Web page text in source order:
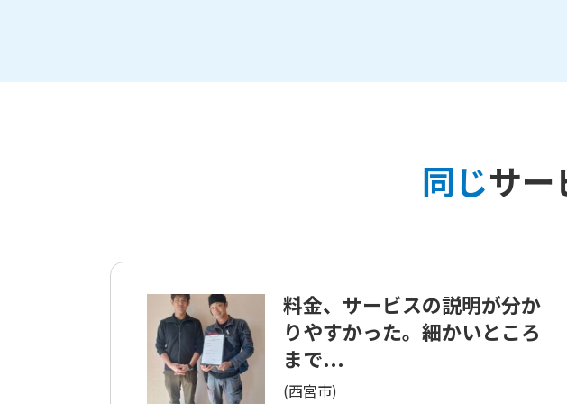
同じサー
料金、サービスの説明が分か
りやすかった。細かいところ
まで...
(西宮市)